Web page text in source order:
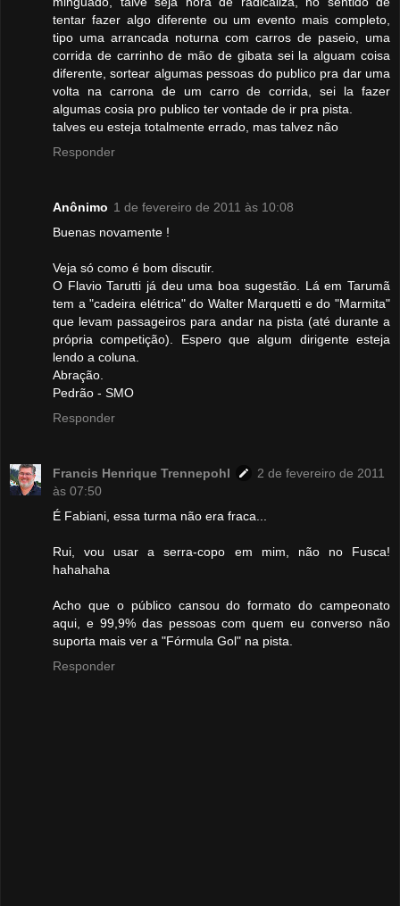
tentar fazer algo diferente ou um evento mais completo,
tipo uma arrancada noturna com carros de paseio, uma
corrida de carrinho de mão de gibata sei la alguam coisa
diferente, sortear algumas pessoas do publico pra dar uma
volta na carrona de um carro de corrida, sei la fazer
algumas cosia pro publico ter vontade de ir pra pista.
talves eu esteja totalmente errado, mas talvez não
Responder
Anônimo 1 de fevereiro de 2011 às 10:08
Buenas novamente !
Veja só como é bom discutir.
O Flavio Tarutti já deu uma boa sugestão. Lá em Tarumã
tem a "cadeira elétrica" do Walter Marquetti e do "Marmita"
que levam passageiros para andar na pista (até durante a
própria competição). Espero que algum dirigente esteja
lendo a coluna.
Abração.
Pedrão - SMO
Responder
Francis Henrique Trennepohl
2 de fevereiro de 2011
às 07:50
É Fabiani, essa turma não era fraca...
Rui, vou usar a serra-copo em mim, não no Fusca!
hahahaha
Acho que o público cansou do formato do campeonato
aqui, e 99,9% das pessoas com quem eu converso não
suporta mais ver a "Fórmula Gol" na pista.
Responder